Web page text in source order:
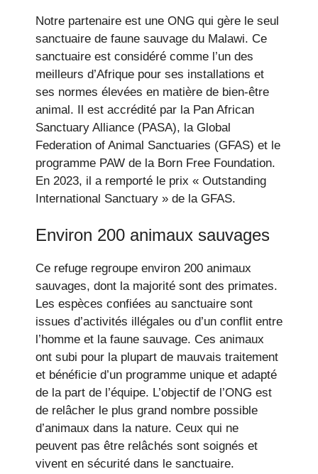
Notre partenaire est une ONG qui gère le seul
sanctuaire de faune sauvage du Malawi. Ce
sanctuaire est considéré comme l’un des
meilleurs d’Afrique pour ses installations et
ses normes élevées en matière de bien-être
animal. Il est accrédité par la Pan African
Sanctuary Alliance (PASA), la Global
Federation of Animal Sanctuaries (GFAS) et le
programme PAW de la Born Free Foundation.
En 2023, il a remporté le prix « Outstanding
International Sanctuary » de la GFAS.
Environ 200 animaux sauvages
Ce refuge regroupe environ 200 animaux
sauvages, dont la majorité sont des primates.
Les espèces confiées au sanctuaire sont
issues d’activités illégales ou d’un conflit entre
l’homme et la faune sauvage. Ces animaux
ont subi pour la plupart de mauvais traitement
et bénéficie d’un programme unique et adapté
de la part de l’équipe. L’objectif de l’ONG est
de relâcher le plus grand nombre possible
d’animaux dans la nature. Ceux qui ne
peuvent pas être relâchés sont soignés et
vivent en sécurité dans le sanctuaire.